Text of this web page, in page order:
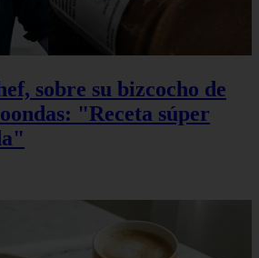
sobre su bizcocho de
"Receta súper